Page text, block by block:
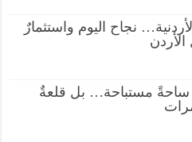
نجاح اليوم واستثمارٌ
ساحةً مستباحة… بل قلعةٌ